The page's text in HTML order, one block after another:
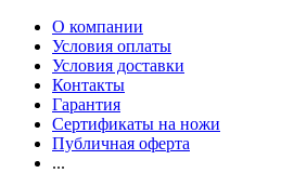
О компании
Условия оплаты
Условия доставки
Контакты
Гарантия
Сертификаты на ножи
Публичная оферта
...